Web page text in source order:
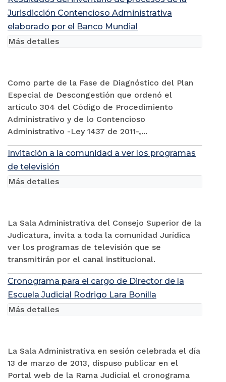
Jurisdicción Contencioso Administrativa
elaborado por el Banco Mundial
Como parte de la Fase de Diagnóstico del Plan
Especial de Descongestión que ordenó el
artículo 304 del Código de Procedimiento
Administrativo y de lo Contencioso
Administrativo -Ley 1437 de 2011-,...
Más detalles
Invitación a la comunidad a ver los programas
de televisión
La Sala Administrativa del Consejo Superior de la
Judicatura, invita a toda la comunidad Jurídica
ver los programas de televisión que se
transmitirán por el canal institucional.
Más detalles
Cronograma para el cargo de Director de la
Escuela Judicial Rodrigo Lara Bonilla
La Sala Administrativa en sesión celebrada el día
13 de marzo de 2013, dispuso publicar en el
Portal web de la Rama Judicial el cronograma
Más detalles